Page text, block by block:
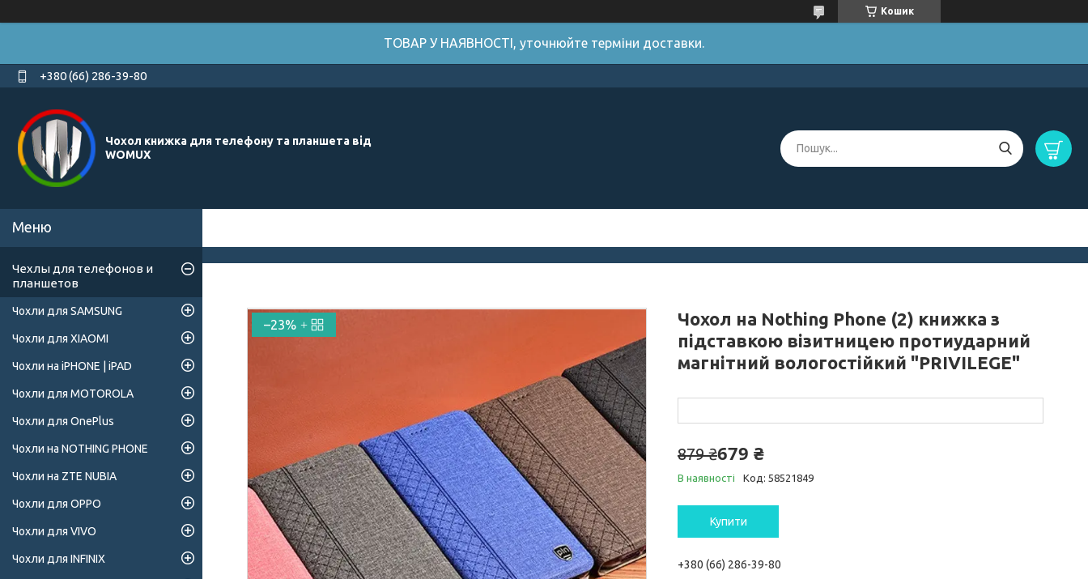
Кошик
ТОВАР У НАЯВНОСТІ, уточнюйте терміни доставки.
+380 (66) 286-39-80
Чохол книжка для телефону та планшета від
WOMUX
–23%
Чохол на Nothing Phone (2) книжка з
підставкою візитницею протиударний
магнітний вологостійкий "PRIVILEGE"
879 ₴679 ₴
В наявності Код: 58521849
Купити
+380 (66) 286-39-80
Чехлы для телефонов и
планшетов
Чохли для SAMSUNG
Чохли для XIAOMI
Чохли на iPHONE | iPAD
Чохли для MOTOROLA
Чохли для OnePlus
Чохли на NOTHING PHONE
Чохли на ZTE NUBIA
Чохли для OPPO
Чохли для VIVO
Чохли для INFINIX